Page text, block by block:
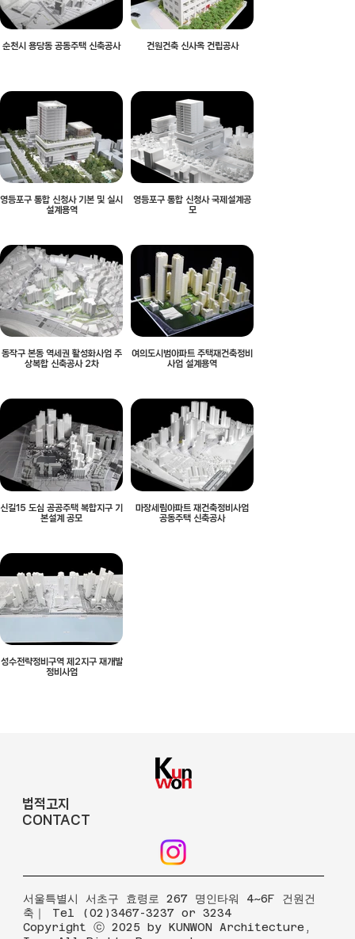
순천시 용당동 공동주택 신축공사 건원건축 신사옥 건립공사
영등포구 통합 신청사 기본 및 실시
설계용역
영등포구 통합 신청사 국제설계공
모
동작구 본동 역세권 활성화사업 주
상복합 신축공사 2차
여의도시범아파트 주택재건축정비
사업 설계용역
신길15 도심 공공주택 복합지구 기
본설계 공모
마장세림아파트 재건축정비사업
공동주택 신축공사
성수전략정비구역 제2지구 재개발
정비사업
법적고지
CONTACT
​서울특별시 서초구 효령로 267 명인타워 4~6F 건원건
축｜ Tel (02)3467-3237 or 3234
Copyright ⓒ 2025 by KUNWON Architecture,